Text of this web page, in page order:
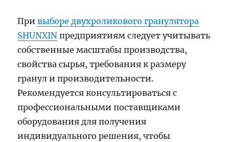
Привыборе двухроликового гранулятора
SHUNXIN предприятиям следует учитывать
собственные масштабы производства,
свойства сырья, требования к размеру
гранул и производительности.
Рекомендуется консультироваться с
профессиональными поставщиками
оборудования для получения
индивидуального решения, чтобы